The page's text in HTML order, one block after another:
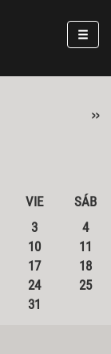
»
VIE
SÁB
3
4
10
11
17
18
24
25
31